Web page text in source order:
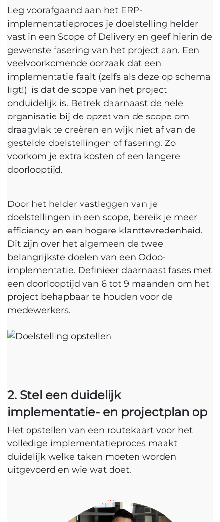
Leg voorafgaand aan het ERP-
implementatieproces je doelstelling helder
vast in een Scope of Delivery en geef hierin de
gewenste fasering van het project aan. Een
veelvoorkomende oorzaak dat een
implementatie faalt (zelfs als deze op schema
ligt!), is dat de scope van het project
onduidelijk is. Betrek daarnaast de hele
organisatie bij de opzet van de scope om
draagvlak te creëren en wijk niet af van de
gestelde doelstellingen of fasering. Zo
voorkom je extra kosten of een langere
doorlooptijd.
Door het helder vastleggen van je
doelstellingen in een scope, bereik je meer
efficiency en een hogere klanttevredenheid.
Dit zijn over het algemeen de twee
belangrijkste doelen van een Odoo-
implementatie. Definieer daarnaast fases met
een doorlooptijd van 6 tot 9 maanden om het
project behapbaar te houden voor de
medewerkers.
2. Stel een duidelijk
implementatie- en projectplan op
Het opstellen van een routekaart voor het
volledige implementatieproces maakt
duidelijk welke taken moeten worden
uitgevoerd en wie wat doet.